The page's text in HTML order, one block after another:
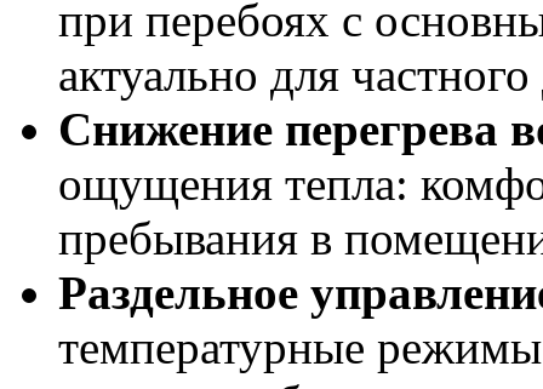
при перебоях с
актуально для
Снижение перегрева
ощущения тепла:
пребывания в
Раздельное
температурные